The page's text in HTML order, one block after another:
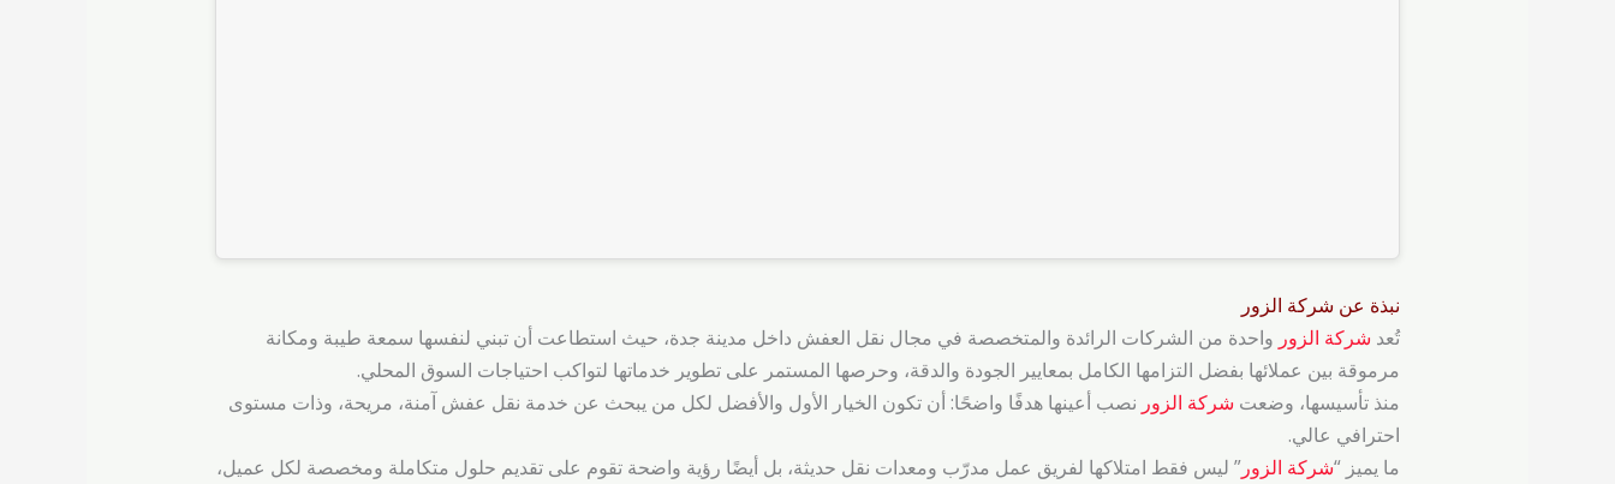
نبذة عن شركة الزور
تُعد شركة الزور واحدة من الشركات الرائدة والمتخصصة في مجال نقل العفش داخل مدينة جدة، حيث استطاعت أن تبني لنفسها سمعة طيبة ومكانة
مرموقة بين عملائها بفضل التزامها الكامل بمعايير الجودة والدقة، وحرصها المستمر على تطوير خدماتها لتواكب احتياجات السوق المحلي.
منذ تأسيسها، وضعت شركة الزور نصب أعينها هدفًا واضحًا: أن تكون الخيار الأول والأفضل لكل من يبحث عن خدمة نقل عفش آمنة، مريحة، وذات مستوى
احترافي عالي.
ما يميز “شركة الزور ” ليس فقط امتلاكها لفريق عمل مدرّب ومعدات نقل حديثة، بل أيضًا رؤية واضحة تقوم على تقديم حلول متكاملة ومخصصة لكل عميل،